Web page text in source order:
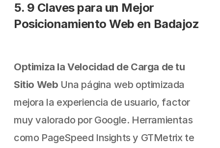
5. 9 Claves para un Mejor
Posicionamiento Web en Badajoz
Optimiza la Velocidad de Carga de tu
Sitio Web Una página web optimizada
mejora la experiencia de usuario, factor
muy valorado por Google. Herramientas
como PageSpeed Insights y GTMetrix te